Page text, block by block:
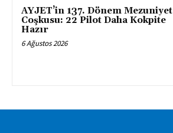
AYJET’in 137. Dönem Mezuniyet
Coşkusu: 22 Pilot Daha Kokpite
Hazır
6 Ağustos 2026